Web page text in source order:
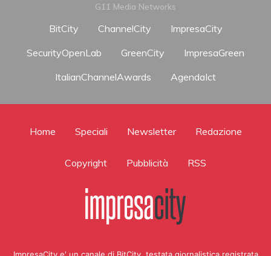
G11 Media Networks
BitCity ChannelCity
ImpresaCity
SecurityOpenLab
GreenCity
ImpresaGreen
ItalianChannelAwards
AgendaIct
Home Speciali Newsletter Redazione
Copyright Pubblicità RSS
ImpresaCity e' un canale di BitCity, testata giornalistica registrata